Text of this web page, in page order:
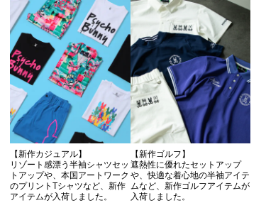
【新作カジュアル】
リゾート感漂う半袖シャツセッ
トアップや、本国アートワーク
のプリントTシャツなど、新作
アイテムが入荷しました。
【新作ゴルフ】
遮熱性に優れたセットアップ
や、快適な着心地の半袖アイテ
ムなど、新作ゴルフアイテムが
入荷しました。